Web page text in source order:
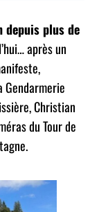
depuis plus de
après un
Gendarmerie
Christian
du Tour de